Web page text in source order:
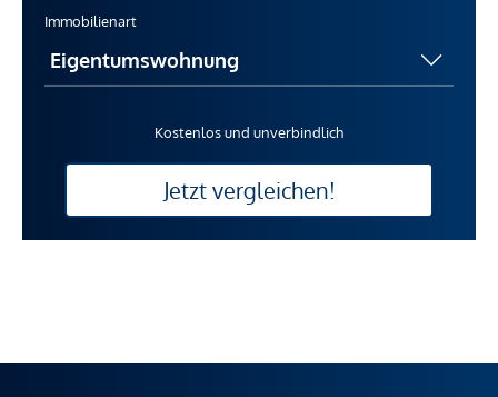
Immobilienart
Kostenlos und unverbindlich
Jetzt vergleichen!